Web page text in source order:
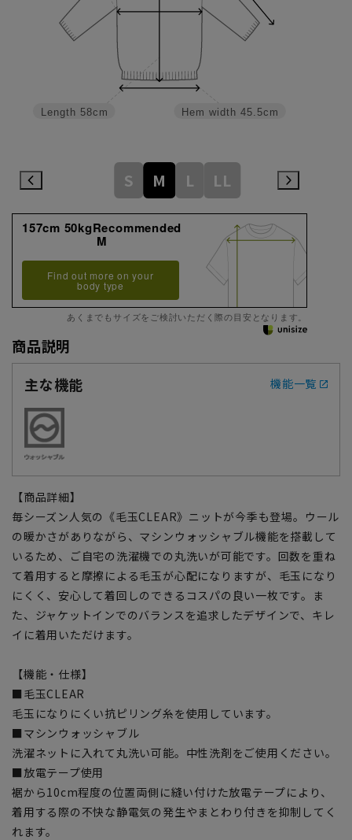
Hem width 45.5cm
Length 58cm
S M L LL
157cm 50kgRecommended
M
Find out more on your
body type
あくまでもサイズをご検討いただく際の目安となります。
商品説明
主な機能
機能一覧
【商品詳細】
毎シーズン人気の《毛玉CLEAR》ニットが今季も登場。ウール
の暖かさがありながら、マシンウォッシャブル機能を搭載して
いるため、ご自宅の洗濯機での丸洗いが可能です。回数を重ね
て着用すると摩擦による毛玉が心配になりますが、毛玉になり
にくく、安心して着回しのできるコスパの良い一枚です。ま
た、ジャケットインでのバランスを追求したデザインで、キレ
イに着用いただけます。
【機能・仕様】
■毛玉CLEAR
毛玉になりにくい抗ピリング糸を使用しています。
■マシンウォッシャブル
洗濯ネットに入れて丸洗い可能。中性洗剤をご使用ください。
■放電テープ使用
裾から10cm程度の位置両側に縫い付けた放電テープにより、
着用する際の不快な静電気の発生やまとわり付きを抑制してく
れます。